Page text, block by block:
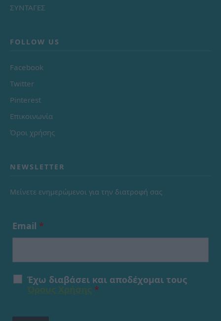
ΣΥΝΤΑΓΕΣ
FOLLOW US
Facebook
Twitter
Pinterest
Επικοινωνία
Όροι χρήσης
NEWSLETTER
Μείνετε ενημερώμενοι για την διατροφή σας
Email *
Έχω διαβάσει και αποδέχομαι τους
*